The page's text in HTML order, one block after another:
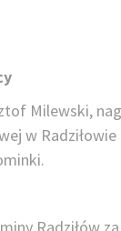
Milewski,
w